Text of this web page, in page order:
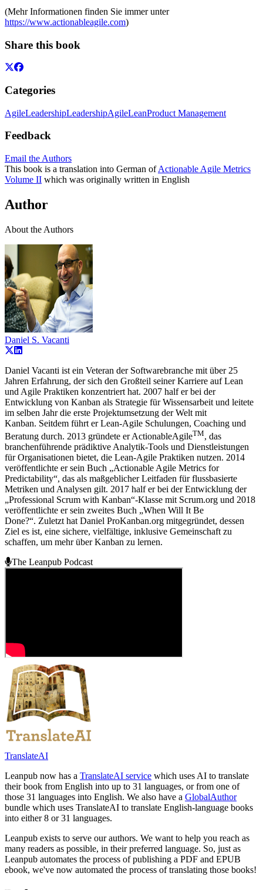
(Mehr Informationen finden Sie immer unter
https://www.actionableagile.com)
Share this book
Categories
AgileLeadershipLeadershipAgileLeanProduct Management
Feedback
Email the Authors
This book is a translation into German ofActionable Agile Metrics
Volume II which was originally written in English
Author
About the Authors
Daniel S. Vacanti
Daniel Vacanti ist ein Veteran der Softwarebranche mit über 25
Jahren Erfahrung, der sich den Großteil seiner Karriere auf Lean
und Agile Praktiken konzentriert hat. 2007 half er bei der
Entwicklung von Kanban als Strategie für Wissensarbeit und leitete
im selben Jahr die erste Projektumsetzung der Welt mit
Kanban. Seitdem führt er Lean-Agile Schulungen, Coaching und
Beratung durch. 2013 gründete er ActionableAgileTM, das
branchenführende prädiktive Analytik-Tools und Dienstleistungen
für Organisationen bietet, die Lean-Agile Praktiken nutzen. 2014
veröffentlichte er sein Buch „Actionable Agile Metrics for
Predictability“, das als maßgeblicher Leitfaden für flussbasierte
Metriken und Analysen gilt. 2017 half er bei der Entwicklung der
„Professional Scrum with Kanban“-Klasse mit Scrum.org und 2018
veröffentlichte er sein zweites Buch „When Will It Be
Done?“. Zuletzt hat Daniel ProKanban.org mitgegründet, dessen
Ziel es ist, eine sichere, vielfältige, inklusive Gemeinschaft zu
schaffen, um mehr über Kanban zu lernen.
The Leanpub Podcast
TranslateAI
Leanpub now has a TranslateAI service which uses AI to translate
their book from English into up to 31 languages, or from one of
those 31 languages into English. We also have a GlobalAuthor
bundle which uses TranslateAI to translate English-language books
into either 8 or 31 languages.
Leanpub exists to serve our authors. We want to help you reach as
many readers as possible, in their preferred language. So, just as
Leanpub automates the process of publishing a PDF and EPUB
ebook, we've now automated the process of translating those books!